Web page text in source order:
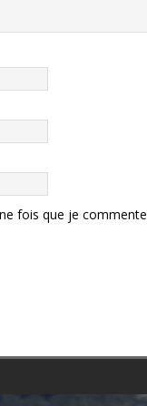
fois que je